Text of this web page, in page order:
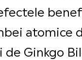
atomice
de Ginkgo